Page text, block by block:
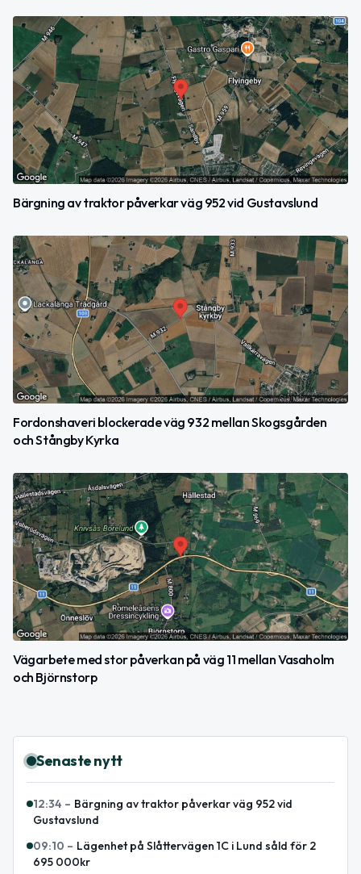
Bärgning av traktor påverkar väg 952 vid Gustavslund
Fordonshaveri blockerade väg 932 mellan Skogsgården
och Stångby Kyrka
Vägarbete med stor påverkan på väg 11 mellan Vasaholm
och Björnstorp
Senaste nytt
12:34 – Bärgning av traktor påverkar väg 952 vid
Gustavslund
09:10 – Lägenhet på Slåttervägen 1C i Lund såld för 2
695 000kr